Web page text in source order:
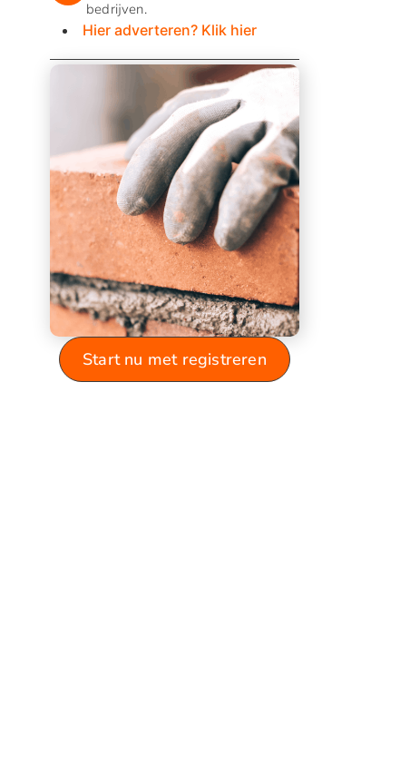
bedrijven.
Hier adverteren? Klik hier
Start nu met registreren